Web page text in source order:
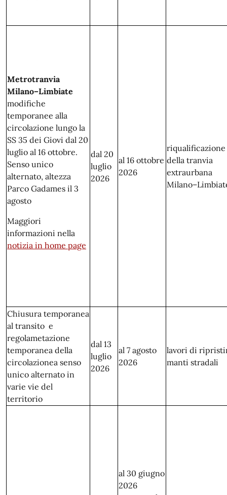
Metrotranvia
Milano–Limbiate
modifiche
temporanee alla
circolazione lungo la
SS 35 dei Giovi dal 20
luglio al 16 ottobre.
Senso unico
alternato, altezza
Parco Gadames il 3
agosto
Maggiori
informazioni nella
notizia in home page
dal 20
luglio
2026
al 16 ottobre
2026
riqualificazione
della tranvia
extraurbana
Chiusura temporanea
al transito e
regolametazione
temporanea della
circolazionea senso
unico alternato in
varie vie del
territorio
dal 13
luglio
2026
al 7 agosto
2026
lavori di
manti stradali
al 30 giugno
2026